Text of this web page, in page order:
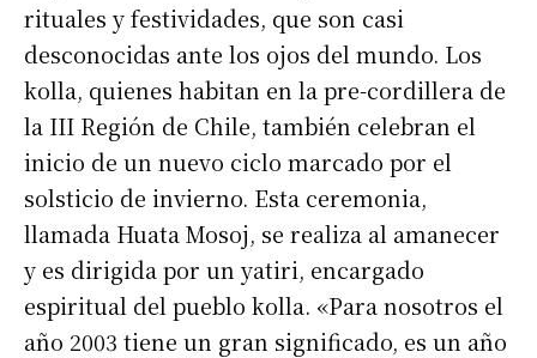
rituales y festividades, que son casi
desconocidas ante los ojos del mundo. Los
kolla, quienes habitan en la pre-cordillera de
la III Región de Chile, también celebran el
inicio de un nuevo ciclo marcado por el
solsticio de invierno. Esta ceremonia,
llamada Huata Mosoj, se realiza al amanecer
y es dirigida por un yatiri, encargado
espiritual del pueblo kolla. «Para nosotros el
año 2003 tiene un gran significado, es un año